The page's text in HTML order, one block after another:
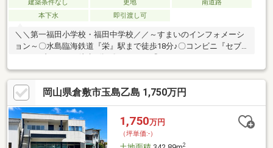
建築条件なし 更地
南道路
本下水
即引渡し可
＼＼第一福田小学校・福田中学校／／～すまいのインフォメーシ
ョン～〇水島臨海鉄道『栄』駅まで徒歩18分♪〇コンビニ『セブ
ト』まで徒歩9分♪〇ドラッグストア『ひまわり』まで徒歩7分♪〇
第一福田小学校まで徒歩9分♪〇福田南中学校まで徒歩11分♪◇建
築条件なし、現況有姿渡し◇セットバック（道路後退）必要です
◇水道口径13ｍｍ◇お問合せ◇地域に根付いた安心の不動産取引
ならスカイホームへお任せください！！『資料請求』・『電話で
問合せ』もお気軽にどうぞ（＾＾）/ フリーダイヤル 0120-41-
4146 まで♪
岡山県倉敷市玉島乙島 1,750万円
1,750万円
（坪単価:-）
2